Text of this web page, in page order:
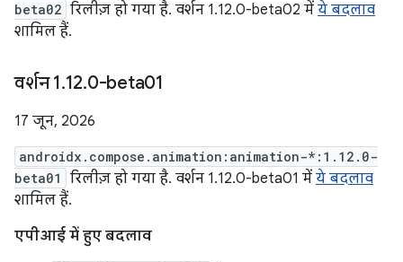
beta02 रिलीज़ हो गया है. वर्शन 1.12.0-beta02 में ये बदलाव
शामिल हैं.
वर्शन 1.12.0-beta01
17 जून, 2026
androidx.compose.animation:animation-*:1.12.0-
beta01
रिलीज़ हो गया है. वर्शन 1.12.0-beta01 में ये बदलाव
शामिल हैं.
एपीआई में हुए बदलाव